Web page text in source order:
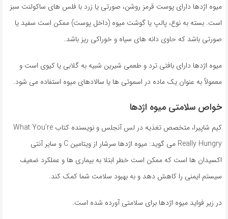
میوه اژدها دارای پوست قرمز روشن، صورتی یا زرد با فلس های ساکولنت سبز
است. بسته به نوع، پالپ یا گوشت میوه (داخل پوست) ممکن است سفید یا
صورتی باشد که حاوی دانه های سیاه و خوراکی ریز باشد.
میوه اژدها دارای بافتی ترد و طعمی شیرین شبیه به گلابی یا کیوی است و
معمولاً به عنوان یک ماده در اسموتی ها یا سالادهای میوه استفاده می شود.
خواص سلامتی میوه اژدها
کیم شاپیرا، متخصص تغذیه در لس آنجلس و نویسنده کتاب What You’re
Really Hungry می گوید: میوه اژدها سرشار از ویتامین C و سایر آنتی
اکسیدان ها است که ممکن است خطر ابتلا به بیماری ها و عملکرد ضعیف
سیستم ایمنی را کاهش دهد و به بهبود سلامت شما کمک کند.
در زیر فواید میوه اژدها برای سلامتی آورده شده است.